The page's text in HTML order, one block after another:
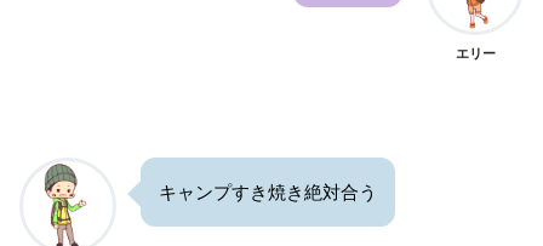
エリー
キャンプすき焼き絶対合う